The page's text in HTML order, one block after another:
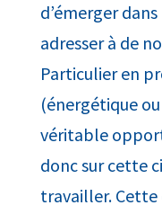
d’émerger
adresser à de
Particulier en
(énergétique
véritable
donc sur cette
travailler.